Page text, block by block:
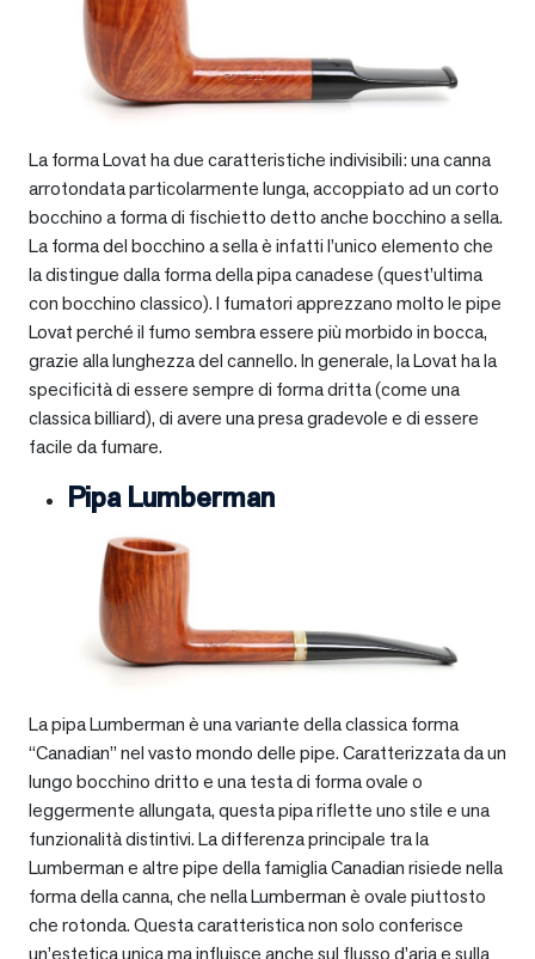
La forma Lovat ha due caratteristiche indivisibili: una canna
arrotondata particolarmente lunga, accoppiato ad un corto
bocchino a forma di fischietto detto anche bocchino a sella.
La forma del bocchino a sella è infatti l’unico elemento che
la distingue dalla forma della pipa canadese (quest’ultima
con bocchino classico). I fumatori apprezzano molto le pipe
Lovat perché il fumo sembra essere più morbido in bocca,
grazie alla lunghezza del cannello. In generale, la Lovat ha la
specificità di essere sempre di forma dritta (come una
classica billiard), di avere una presa gradevole e di essere
facile da fumare.
Pipa Lumberman
La pipa Lumberman è una variante della classica forma
“Canadian” nel vasto mondo delle pipe. Caratterizzata da un
lungo bocchino dritto e una testa di forma ovale o
leggermente allungata, questa pipa riflette uno stile e una
funzionalità distintivi. La differenza principale tra la
Lumberman e altre pipe della famiglia Canadian risiede nella
forma della canna, che nella Lumberman è ovale piuttosto
che rotonda. Questa caratteristica non solo conferisce
un’estetica unica ma influisce anche sul flusso d’aria e sulla